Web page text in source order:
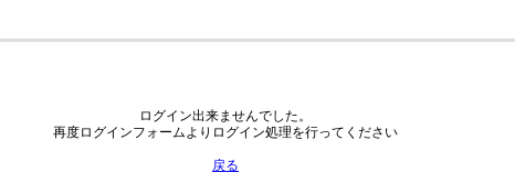
ログイン出来ませんでした。
再度ログインフォームよりログイン処理を行ってください
戻る